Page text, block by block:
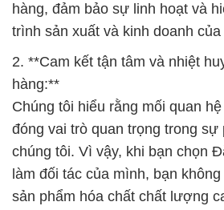
hàng, đảm bảo sự linh hoạt và
trình sản xuất và kinh doanh của
2. **Cam kết tận tâm và nhiệt
hàng:**
Chúng tôi hiểu rằng mối quan
đóng vai trò quan trọng trong sự
chúng tôi. Vì vậy, khi bạn chọn
làm đối tác của mình, bạn
sản phẩm hóa chất chất lượng